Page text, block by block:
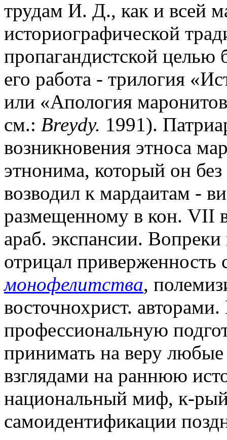
трудам И. Д., как и всей
историографической
пропагандистской целью
его работа - трилогия
или «Апология
см.: Breydy. 1991).
возникновения этноса
этнонима, который он
возводил к мардаитам -
размещенному в кон. VII
араб. экспансии.
отрицал приверженность
монофелитства,
восточнохрист.
профессиональную
принимать на веру
взглядами на раннюю
национальный миф, к-рый
самоидентификации